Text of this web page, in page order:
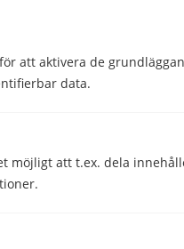
att aktivera de
data.
möjligt att t.ex. dela
Ja